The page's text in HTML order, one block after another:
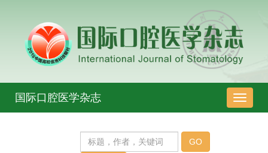
导
航
国际口腔医学杂志